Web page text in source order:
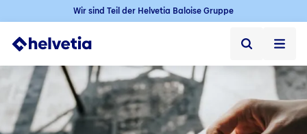
Wir sind Teil der Helvetia Baloise Gruppe
Privatkunden
Firmenkunden